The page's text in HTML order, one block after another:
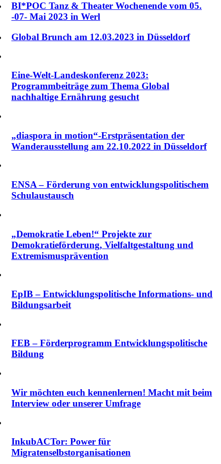
BI*POC Tanz & Theater Wochenende vom 05.
-07- Mai 2023 in Werl
Global Brunch am 12.03.2023 in Düsseldorf
Eine-Welt-Landeskonferenz 2023:
Programmbeiträge zum Thema Global
nachhaltige Ernährung gesucht
„diaspora in motion“-Erstpräsentation der
Wanderausstellung am 22.10.2022 in Düsseldorf
ENSA – Förderung von entwicklungspolitischem
Schulaustausch
„Demokratie Leben!“ Projekte zur
Demokratieförderung, Vielfalt­gestaltung und
Extremismus­prävention
EpIB – Entwicklungspolitische Informations- und
Bildungsarbeit
FEB – Förderprogramm Entwicklungspolitische
Bildung
Wir möchten euch kennenlernen! Macht mit beim
Interview oder unserer Umfrage
InkubACTor: Power für
Migratenselbstorganisationen